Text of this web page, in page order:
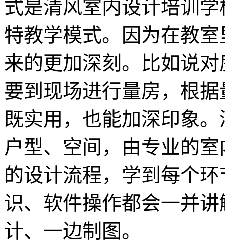
式是清风室内设计培训
特教学模式。因为在教
来的更加深刻。比如说
要到现场进行量房，根
既实用，也能加深印象
户型、空间，由专业的
的设计流程，学到每个
识、软件操作都会一并
计、一边制图。